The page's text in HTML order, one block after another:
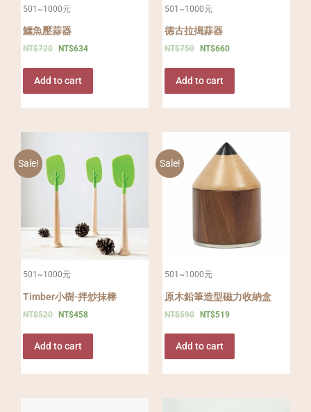
501~1000元
鱷魚壓蒜器
NT$720 NT$634
Add to cart
501~1000元
德古拉搗蒜器
NT$750 NT$660
Add to cart
Sale!
501~1000元
Timber小樹-拌炒抹棒
NT$520 NT$458
Add to cart
Sale!
501~1000元
原木鉛筆造型磁力收納盒
NT$590 NT$519
Add to cart